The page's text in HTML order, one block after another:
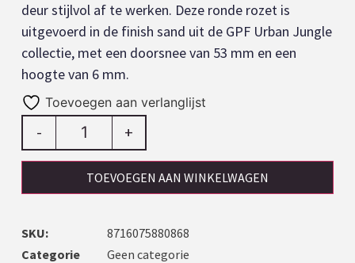
deur stijlvol af te werken. Deze ronde rozet is
uitgevoerd in de finish sand uit de GPF Urban Jungle
collectie, met een doorsnee van 53 mm en een
hoogte van 6 mm.
Toevoegen aan verlanglijst
- +
TOEVOEGEN AAN WINKELWAGEN
SKU:
8716075880868
Categorie
Geen categorie